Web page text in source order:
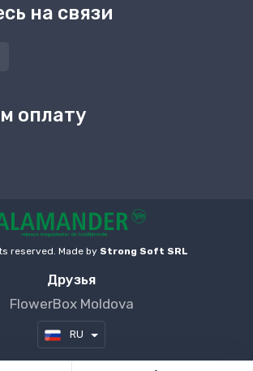
на связи
оплату
reserved. Made by Strong Soft SRL
Друзья
FlowerBox Moldova
RU